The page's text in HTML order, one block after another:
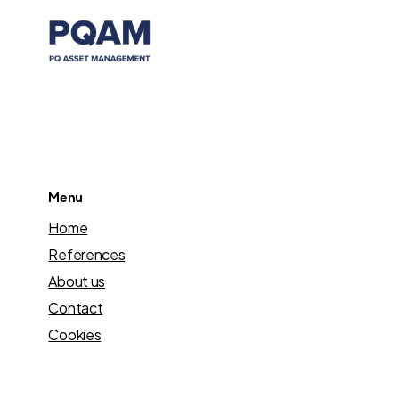
Menu
Home
References
About us
Contact
Cookies